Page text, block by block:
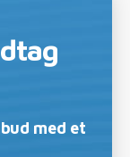
med et